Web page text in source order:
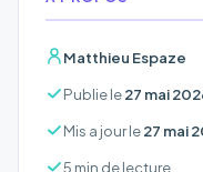
Matthieu Espaze
Publie le27 mai
Mis a jour le27 mai
5 min de lecture